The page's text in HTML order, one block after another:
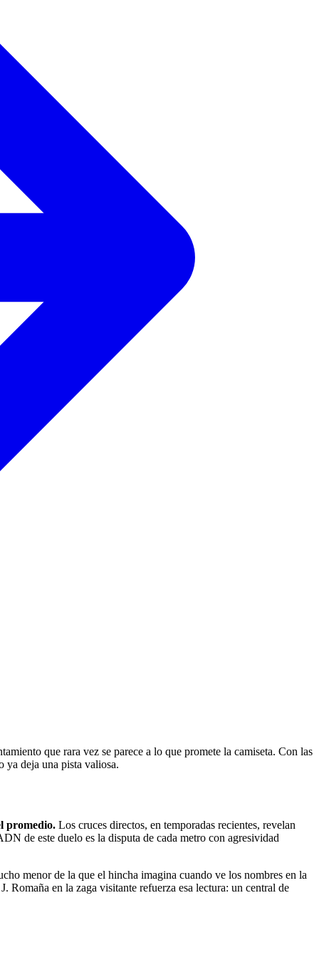
que rara vez se parece a lo que promete la camiseta. Con las
ya deja una pista valiosa.
promedio. Los cruces directos, en temporadas recientes, revelan
de este duelo es la disputa de cada metro con agresividad
menor de la que el hincha imagina cuando ve los nombres en la
Romaña en la zaga visitante refuerza esa lectura: un central de